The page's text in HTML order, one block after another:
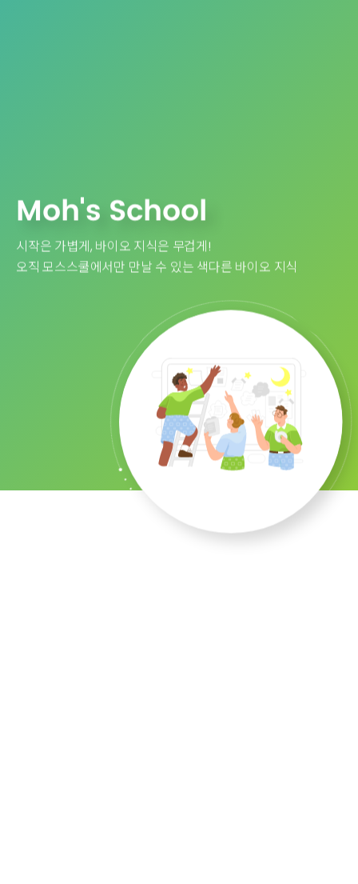
Moh's School
시작은 가볍게, 바이오 지식은 무겁게!
오직 모스스쿨에서만 만날 수 있는 색다른 바이오 지식